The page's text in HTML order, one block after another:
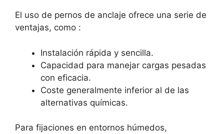
El uso de pernos de anclaje ofrece una serie de
ventajas, como :
Instalación rápida y sencilla.
Capacidad para manejar cargas pesadas
con eficacia.
Coste generalmente inferior al de las
alternativas químicas.
Para fijaciones en entornos húmedos,